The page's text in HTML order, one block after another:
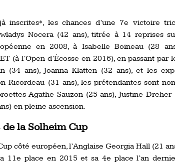
inscrites*, les chances d’une 7e victoire
Nocera (42 ans), titrée à 14 reprises
en 2008, à Isabelle Boineau (28
(à l’Open d’Écosse en 2016), en passant par
(34 ans), Joanna Klatten (32 ans), et les
Ricordeau (31 ans), les prétendantes sont
Agathe Sauzon (25 ans), Justine Dreher
en pleine ascension.
la Solheim Cup
côté européen, l’Anglaise Georgia Hall (21
place en 2015 et sa 4e place l’an